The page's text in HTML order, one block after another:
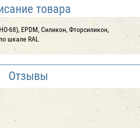
товара
68), EPDM, Силикон, Фторсиликон,
шкале RAL
Отзывы